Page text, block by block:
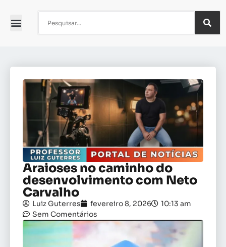
Araioses no caminho do
desenvolvimento com Neto
Carvalho
Luiz Guterres fevereiro 8, 2026
10:13 am
Sem Comentários